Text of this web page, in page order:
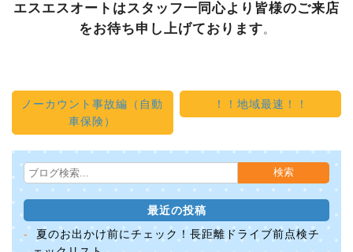
エスエスオートはスタッフ一同心より皆様のご来店
をお待ち申し上げております。
ノーカウント事故編（自動
車保険）
！！地域最速！！
最近の投稿
夏のお出かけ前にチェック！長距離ドライブ前点検チ